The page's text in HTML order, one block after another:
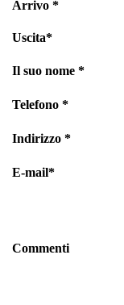
Arrivo *
Uscita*
Il suo nome *
Telefono *
Indirizzo *
E-mail*
Commenti